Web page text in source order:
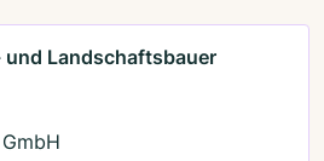
Landschaftsbauer